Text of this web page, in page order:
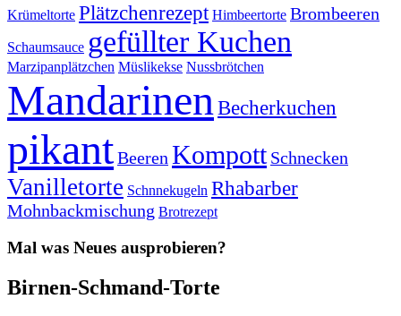
Krümeltorte Plätzchenrezept Himbeertorte Brombeeren
Schaumsauce gefüllter Kuchen
Marzipanplätzchen Müslikekse Nussbrötchen
MandarinenBecherkuchen
pikantBeeren Kompott Schnecken
Vanilletorte Schnnekugeln Rhabarber
Mohnbackmischung Brotrezept
Mal was Neues ausprobieren?
Birnen-Schmand-Torte